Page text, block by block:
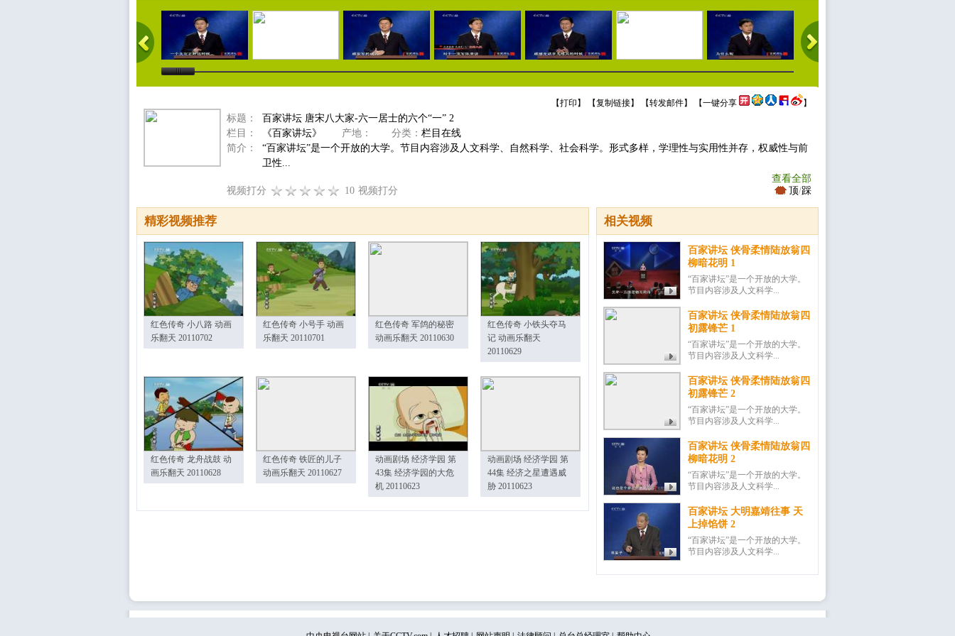
【打印 】 【复制链接】 【转发邮件】 【一键分享 】
标题：
百家讲坛 唐宋八大家-六一居士的六个“一” 2
栏目：
《百家讲坛》 产地： 分类： 栏目在线
简介：
“百家讲坛”是一个开放的大学。节目内容涉及人文科学、自然科学、社会科学。形式多样，学理性与实用性并存，权威性与前
卫性...
查看全部
视频打分
10 视频打分 顶/踩
相关视频
百家讲坛 侠骨柔情陆放翁四
柳暗花明 1
“百家讲坛”是一个开放的大学。
节目内容涉及人文科学...
百家讲坛 侠骨柔情陆放翁四
初露锋芒 1
“百家讲坛”是一个开放的大学。
节目内容涉及人文科学...
百家讲坛 侠骨柔情陆放翁四
初露锋芒 2
“百家讲坛”是一个开放的大学。
节目内容涉及人文科学...
百家讲坛 侠骨柔情陆放翁四
柳暗花明 2
“百家讲坛”是一个开放的大学。
节目内容涉及人文科学...
百家讲坛 大明嘉靖往事 天
上掉馅饼 2
“百家讲坛”是一个开放的大学。
节目内容涉及人文科学...
精彩视频推荐
红色传奇 小八路 动画
乐翻天 20110702
红色传奇 小号手 动画
乐翻天 20110701
红色传奇 军鸽的秘密
动画乐翻天 20110630
红色传奇 小铁头夺马
记 动画乐翻天
20110629
红色传奇 龙舟战鼓 动
画乐翻天 20110628
红色传奇 铁匠的儿子
动画乐翻天 20110627
动画剧场 经济学园 第
43集 经济学园的大危
机 20110623
动画剧场 经济学园 第
44集 经济之星遭遇威
胁 20110623